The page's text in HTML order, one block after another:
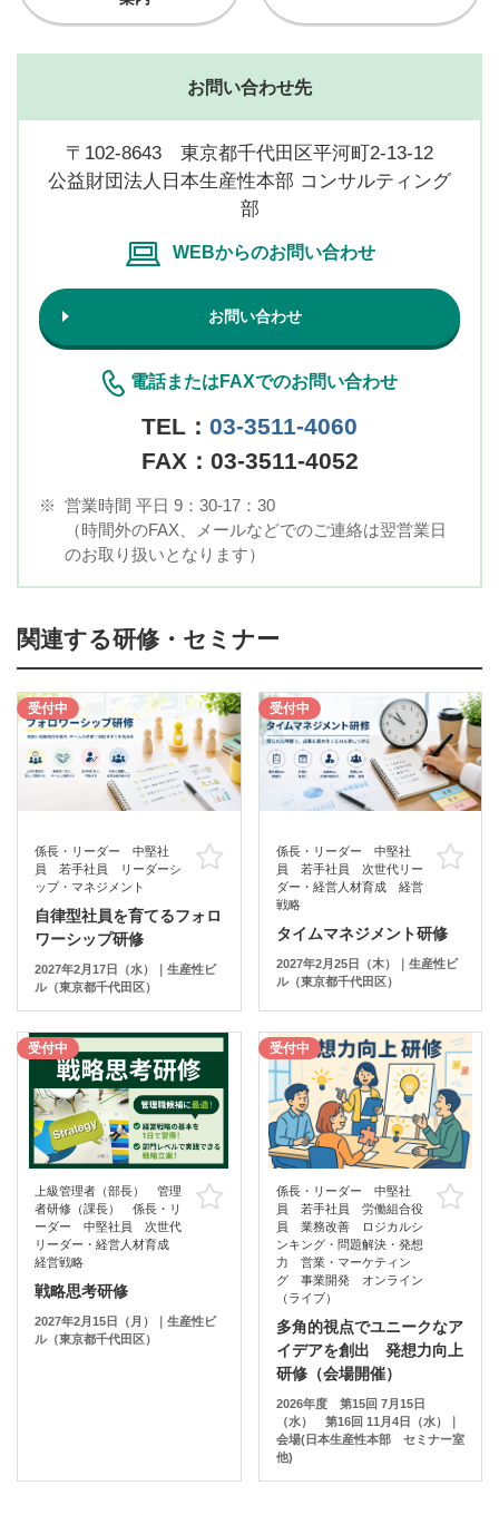
お問い合わせ先
〒102-8643 東京都千代田区平河町2-13-12
公益財団法人日本生産性本部 コンサルティング
部
WEBからのお問い合わせ
お問い合わせ
電話またはFAXでのお問い合わせ
TEL： 03-3511-4060
FAX：03-3511-4052
※ 営業時間 平日 9：30-17：30
（時間外のFAX、メールなどでのご連絡は翌営業日
のお取り扱いとなります）
関連する研修・セミナー
受付中
係長・リーダー 中堅社
員 若手社員 リーダーシ
ップ・マネジメント
お気に入り
自律型社員を育てるフォロ
ワーシップ研修
2027年2月17日（水）｜生産性ビ
ル（東京都千代田区）
受付中
係長・リーダー 中堅社
員 若手社員 次世代リー
ダー・経営人材育成 経営
戦略
タイムマネジメント研修
2027年2月25日（木）｜生産性ビ
ル（東京都千代田区）
受付中
上級管理者（部長） 管理
者研修（課長） 係長・リ
ーダー 中堅社員 次世代
リーダー・経営人材育成
経営戦略
お気に入り
戦略思考研修
2027年2月15日（月）｜生産性ビ
ル（東京都千代田区）
受付中
係長・リーダー 中堅社
員 若手社員 労働組合役
員 業務改善 ロジカルシ
ンキング・問題解決・発想
力 営業・マーケティン
グ 事業開発 オンライン
（ライブ）
多角的視点でユニークなア
イデアを創出 発想力向上
研修（会場開催）
2026年度 第15回 7月15日
（水） 第16回 11月4日（水）｜
会場(日本生産性本部 セミナー室
他)